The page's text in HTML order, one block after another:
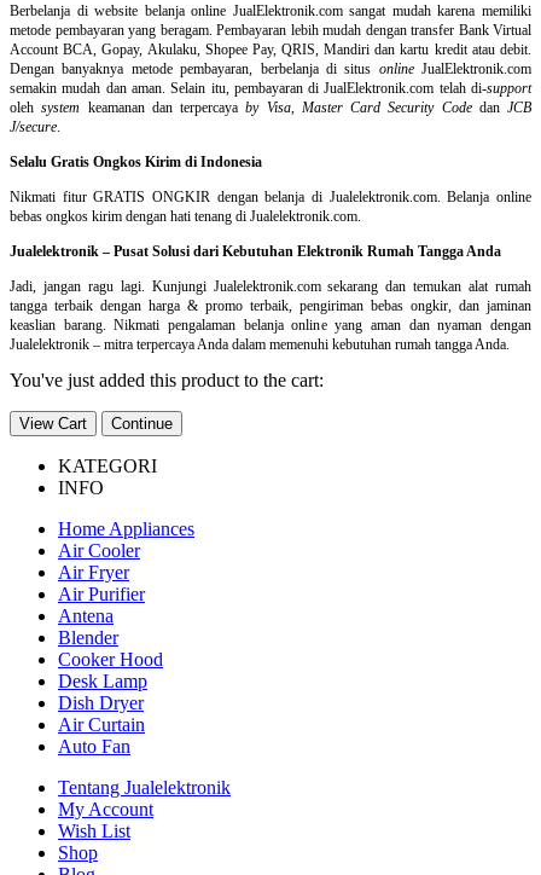
Berbelanja diwebsite belanja online JualElektronik.com sangat mudah karena memiliki
metode pembayaran yang beragam. Pembayaran lebih mudah dengan transfer Bank Virtual
Account BCA, Gopay, Akulaku, Shopee Pay, QRIS, Mandiri dan kartu kredit atau debit.
Dengan banyaknya metode pembayaran, berbelanja di situs onlineJualElektronik.com
semakin mudah dan aman. Selain itu, pembayaran di JualElektronik.com telah di-support
olehsystem keamanan dan terpercayaby Visa, Master Card Security Codedan JCB
J/secure.
Selalu Gratis Ongkos Kirim di Indonesia
Nikmati fitur GRATIS ONGKIR dengan belanja di Jualelektronik.com. Belanja online
bebas ongkos kirim dengan hati tenang di Jualelektronik.com.
Jualelektronik – Pusat Solusi dari Kebutuhan Elektronik Rumah Tangga Anda
Jadi, jangan ragu lagi. Kunjungi Jualelektronik.com sekarang dan temukan alat rumah
tangga terbaik dengan harga & promo terbaik, pengiriman bebas ongkir, dan jaminan
keaslian barang. Nikmati pengalaman belanja online yang aman dan nyaman dengan
Jualelektronik – mitra terpercaya Anda dalam memenuhi kebutuhan rumah tangga Anda.
You've just added this product to the cart:
View Cart Continue
KATEGORI
INFO
Home Appliances
Air Cooler
Air Fryer
Air Purifier
Antena
Blender
Cooker Hood
Desk Lamp
Dish Dryer
Air Curtain
Auto Fan
Tentang Jualelektronik
My Account
Wish List
Shop